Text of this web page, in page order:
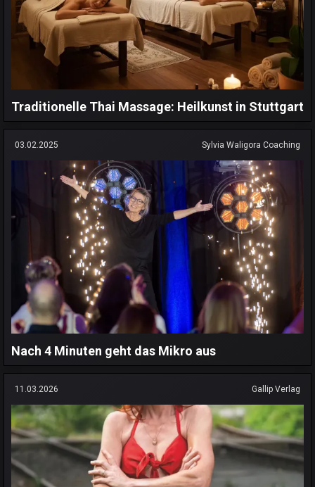
Traditionelle Thai Massage: Heilkunst in Stuttgart
03.02.2025 Sylvia Waligora Coaching
Nach 4 Minuten geht das Mikro aus
11.03.2026 Gallip Verlag